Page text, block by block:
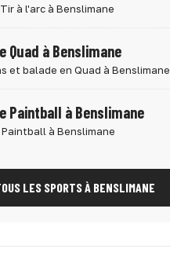
à l'arc à Benslimane
Quad à Benslimane
et balade en Quad à Benslimane
Paintball à Benslimane
à Benslimane
LES SPORTS À BENSLIMANE